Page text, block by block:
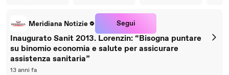
Meridiana Notizie Segui
Inaugurato Sanit 2013. Lorenzin: “Bisogna puntare
su binomio economia e salute per assicurare
assistenza sanitaria”
13 anni fa